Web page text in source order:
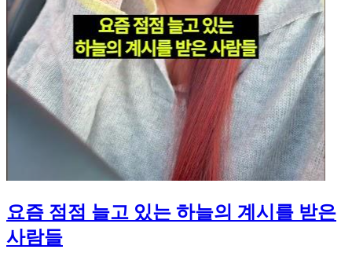
요즘 점점 늘고 있는 하늘의 계시를 받은
사람들